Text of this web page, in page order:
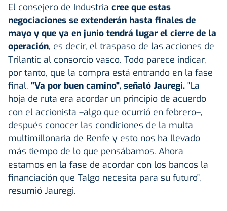
El consejero de Industria cree que estas
negociaciones se extenderán hasta finales de
mayo y que ya en junio tendrá lugar el cierre de la
operación, es decir, el traspaso de las acciones de
Trilantic al consorcio vasco. Todo parece indicar,
por tanto, que la compra está entrando en la fase
final. "Va por buen camino", señaló Jauregi. "La
hoja de ruta era acordar un principio de acuerdo
con el accionista –algo que ocurrió en febrero–,
después conocer las condiciones de la multa
multimillonaria de Renfe y esto nos ha llevado
más tiempo de lo que pensábamos. Ahora
estamos en la fase de acordar con los bancos la
financiación que Talgo necesita para su futuro",
resumió Jauregi.